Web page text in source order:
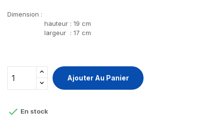
Dimension :
hauteur : 19 cm
largeur : 17 cm
Ajouter Au Panier
 En stock